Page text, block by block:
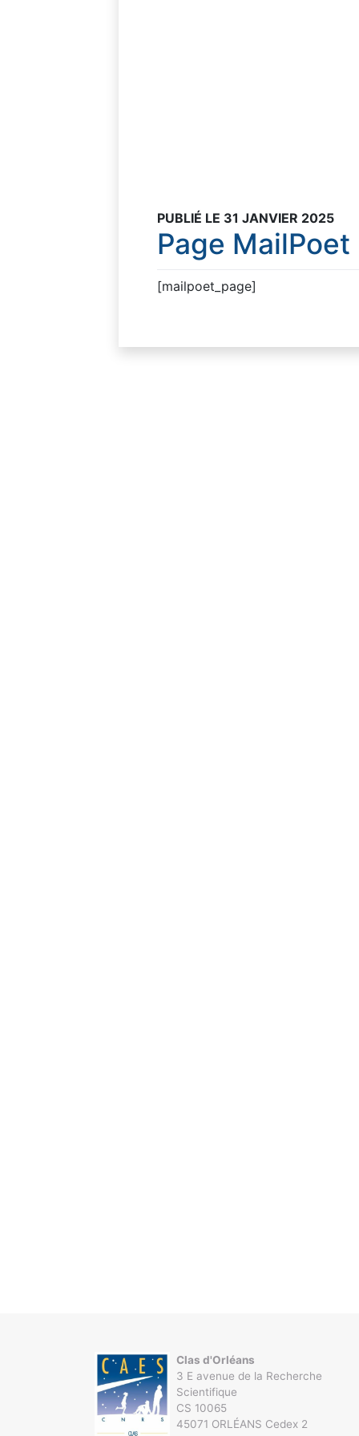
PUBLIÉ LE 31 JANVIER 2025
Page MailPoet
[mailpoet_page]
Clas d'Orléans
3 E avenue de la Recherche
Scientifique
CS 10065
45071 ORLÉANS Cedex 2